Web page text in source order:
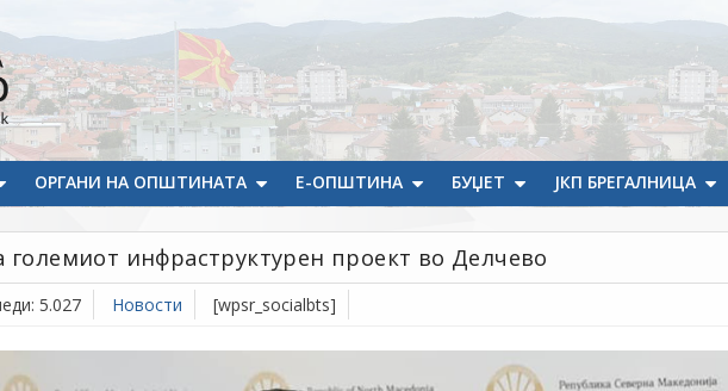
ОРГАНИ НА ОПШТИНАТА Е-ОПШТИНА БУЏЕТ ЈКП БРЕГАЛНИЦА
големиот инфраструктурен проект во Делчево
5.027 Новости [wpsr_socialbts]